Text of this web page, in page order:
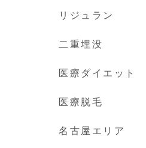
リジュラン
二重埋没
医療ダイエット
医療脱毛
名古屋エリア